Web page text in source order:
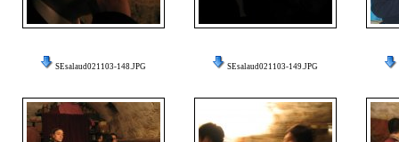
SEsalaud021103-148.JPG SEsalaud021103-149.JPG